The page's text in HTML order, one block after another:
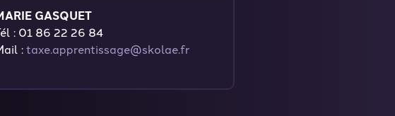
GASQUET
: 01 86 22 26 84
:taxe.apprentissage@skolae.fr